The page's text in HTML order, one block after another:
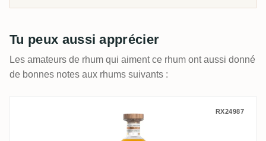
Tu peux aussi apprécier
Les amateurs de rhum qui aiment ce rhum ont aussi donné
de bonnes notes aux rhums suivants :
Swell de Spirits Hampden Anniversary
RX24987